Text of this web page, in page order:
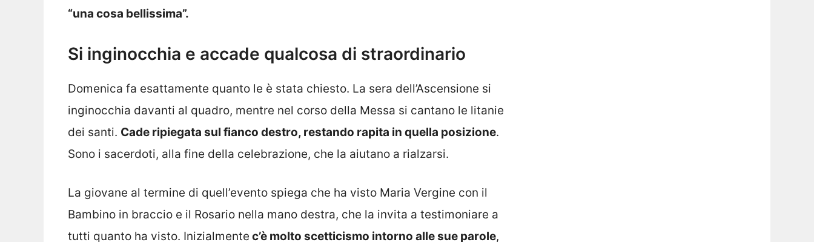
“una cosa bellissima”.
Si inginocchia e accade qualcosa di straordinario
Domenica fa esattamente quanto le è stata chiesto. La sera dell’Ascensione si
inginocchia davanti al quadro, mentre nel corso della Messa si cantano le litanie
dei santi. Cade ripiegata sul fianco destro, restando rapita in quella posizione.
Sono i sacerdoti, alla fine della celebrazione, che la aiutano a rialzarsi.
La giovane al termine di quell’evento spiega che ha visto Maria Vergine con il
Bambino in braccio e il Rosario nella mano destra, che la invita a testimoniare a
tutti quanto ha visto. Inizialmente c’è molto scetticismo intorno alle sue parole,